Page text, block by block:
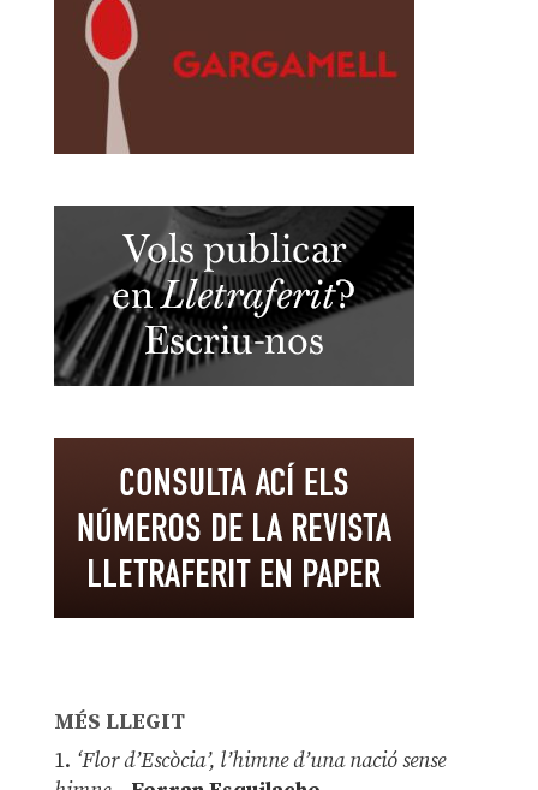
MÉS LLEGIT
1. ‘Flor d’Escòcia’, l’himne d’una nació sense